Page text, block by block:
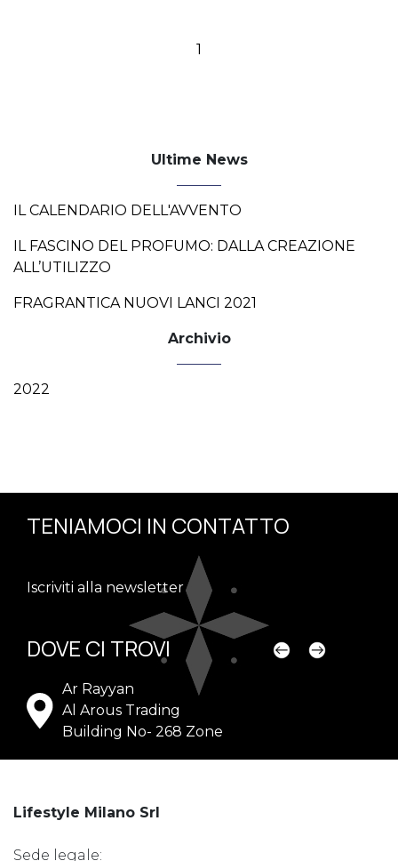
1
Ultime News
IL CALENDARIO DELL'AVVENTO
IL FASCINO DEL PROFUMO: DALLA CREAZIONE
ALL’UTILIZZO
FRAGRANTICA NUOVI LANCI 2021
Archivio
2022
TENIAMOCI IN CONTATTO
Iscriviti alla newsletter
DOVE CI TROVI
Ar Rayyan
Al Arous Trading
Building No- 268 Zone
Lifestyle Milano Srl
Sede legale: